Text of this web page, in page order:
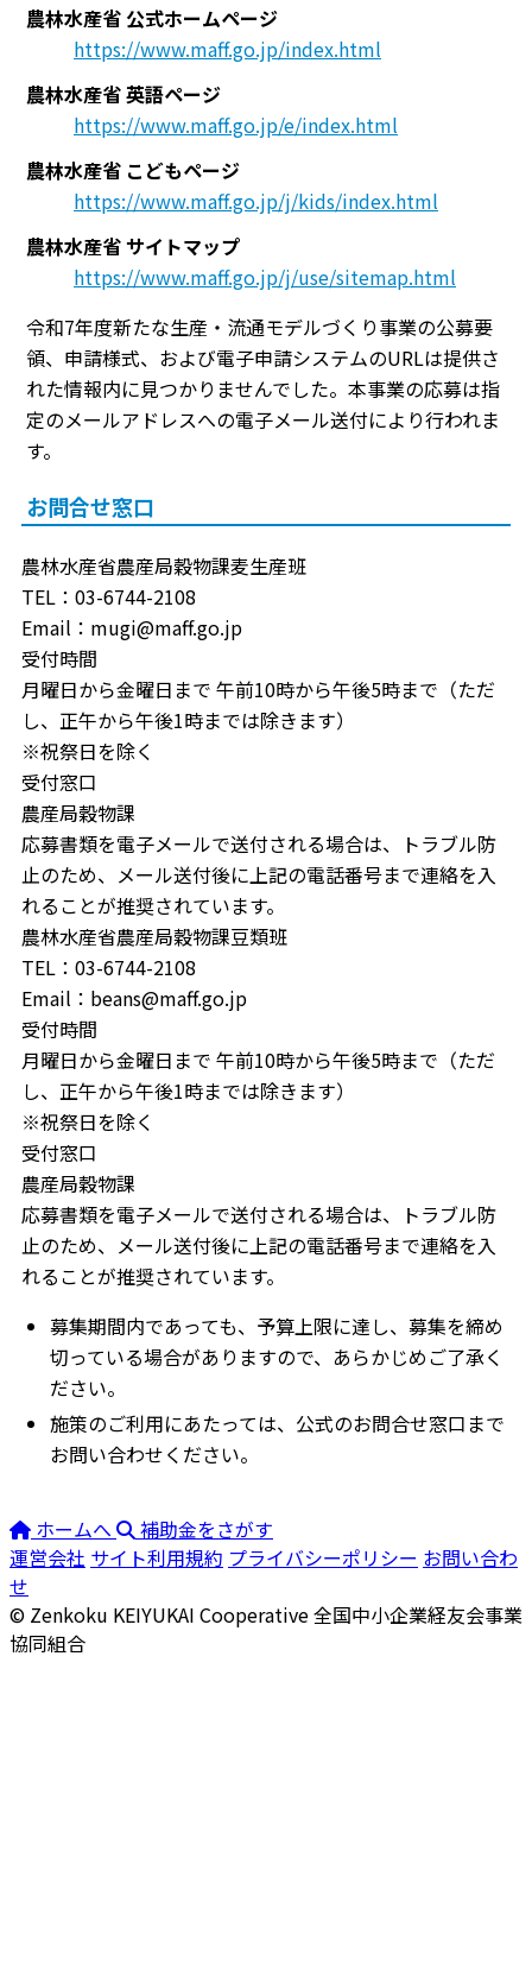
農林水産省 公式ホームページ
https://www.maff.go.jp/index.html
農林水産省 英語ページ
https://www.maff.go.jp/e/index.html
農林水産省 こどもページ
https://www.maff.go.jp/j/kids/index.html
農林水産省 サイトマップ
https://www.maff.go.jp/j/use/sitemap.html
令和7年度新たな生産・流通モデルづくり事業の公募要
領、申請様式、および電子申請システムのURLは提供さ
れた情報内に見つかりませんでした。本事業の応募は指
定のメールアドレスへの電子メール送付により行われま
す。
お問合せ窓口
農林水産省農産局穀物課麦生産班
TEL：03-6744-2108
Email：mugi@maff.go.jp
受付時間
月曜日から金曜日まで 午前10時から午後5時まで（ただ
し、正午から午後1時までは除きます）
※祝祭日を除く
受付窓口
農産局穀物課
応募書類を電子メールで送付される場合は、トラブル防
止のため、メール送付後に上記の電話番号まで連絡を入
れることが推奨されています。
農林水産省農産局穀物課豆類班
TEL：03-6744-2108
Email：beans@maff.go.jp
受付時間
月曜日から金曜日まで 午前10時から午後5時まで（ただ
し、正午から午後1時までは除きます）
※祝祭日を除く
受付窓口
農産局穀物課
応募書類を電子メールで送付される場合は、トラブル防
止のため、メール送付後に上記の電話番号まで連絡を入
れることが推奨されています。
募集期間内であっても、予算上限に達し、募集を締め
切っている場合がありますので、あらかじめご了承く
ださい。
施策のご利用にあたっては、公式のお問合せ窓口まで
お問い合わせください。
ホームへ
補助金をさがす
運営会社 サイト利用規約 プライバシーポリシー お問い合わ
せ
© Zenkoku KEIYUKAI Cooperative全国中小企業経友会事業
協同組合